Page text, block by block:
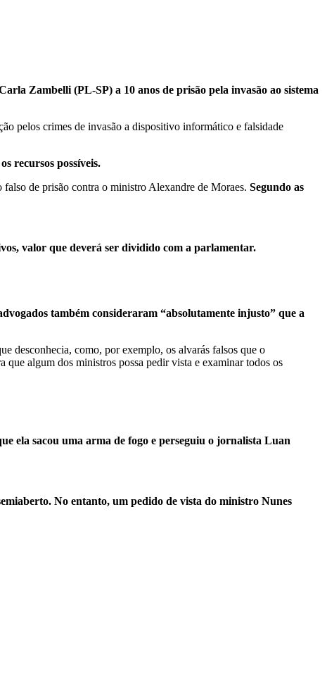
Zambelli (PL-SP) a 10 anos de prisão pela invasão ao sistema
pelos crimes de invasão a dispositivo informático e falsidade
recursos possíveis.
de prisão contra o ministro Alexandre de Moraes. Segundo as
valor que deverá ser dividido com a parlamentar.
também consideraram “absolutamente injusto” que a
desconhecia, como, por exemplo, os alvarás falsos que o
que algum dos ministros possa pedir vista e examinar todos os
ela sacou uma arma de fogo e perseguiu o jornalista Luan
No entanto, um pedido de vista do ministro Nunes